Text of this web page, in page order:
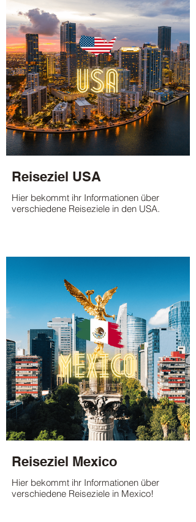
Reiseziel USA
Hier bekommt ihr Informationen über
verschiedene Reiseziele in den USA.
Reiseziel Mexico
Hier bekommt ihr Informationen über
verschiedene Reiseziele in Mexico!